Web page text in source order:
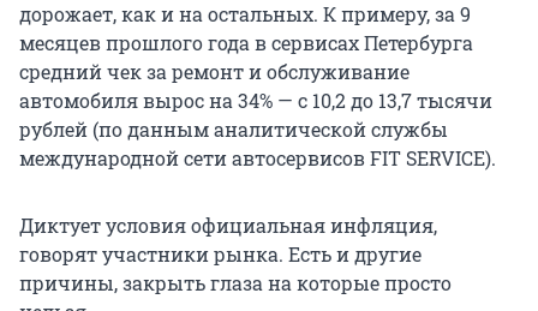
дорожает, как и на остальных. К примеру, за 9
месяцев прошлого года в сервисах Петербурга
средний чек за ремонт и обслуживание
автомобиля вырос на 34% — с 10,2 до 13,7 тысячи
рублей (по данным аналитической службы
международной сети автосервисов FIT SERVICE).
Диктует условия официальная инфляция,
говорят участники рынка. Есть и другие
причины, закрыть глаза на которые просто